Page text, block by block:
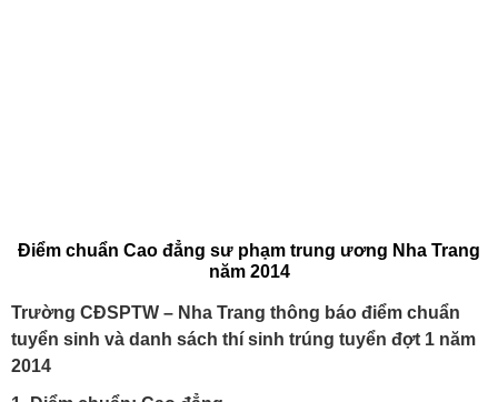
Điểm chuẩn Cao đẳng sư phạm trung ương Nha Trang
năm 2014
Trường CĐSPTW – Nha Trang thông báo điểm chuẩn
tuyển sinh và danh sách thí sinh trúng tuyển đợt 1 năm
2014